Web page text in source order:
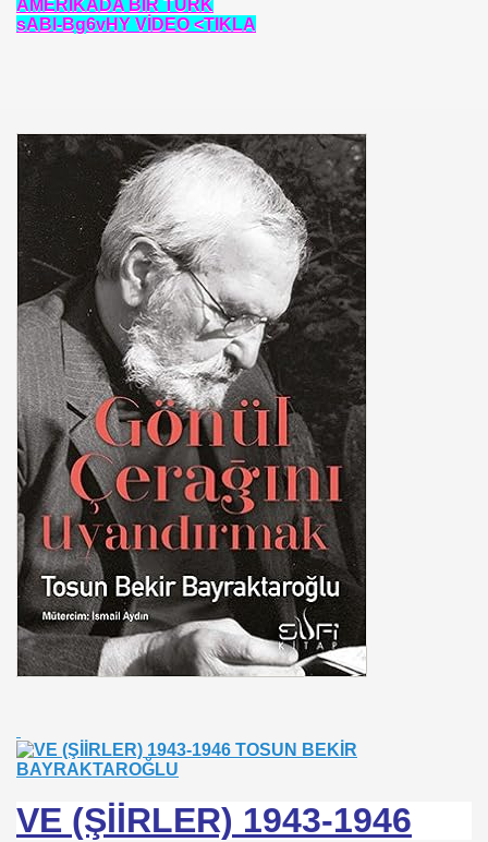
AMERİKADA BİR TÜRK
sABl-Bg6vHY VİDEO <TIKLA
VE (ŞİİRLER) 1943-1946
İBNİ RÜŞD
VAKFI
?
ARINÇ
İle